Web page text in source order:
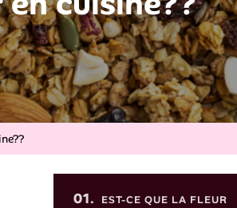
Sommaire de l'article
01.
EST-CE QUE LA FLEUR